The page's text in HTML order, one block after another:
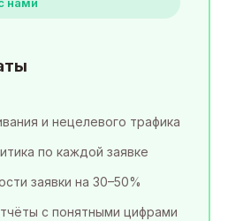
и нецелевого трафика
по каждой заявке
заявки на 30–50%
с понятными цифрами